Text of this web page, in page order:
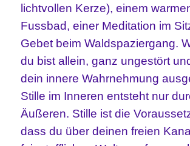
lichtvollen Kerze), einem
Fussbad, einer Meditation im
Gebet beim Waldspaziergang.
du bist allein, ganz ungestört
dein innere Wahrnehmung
Stille im Inneren entsteht nur
Äußeren. Stille ist die
dass du über deinen freien